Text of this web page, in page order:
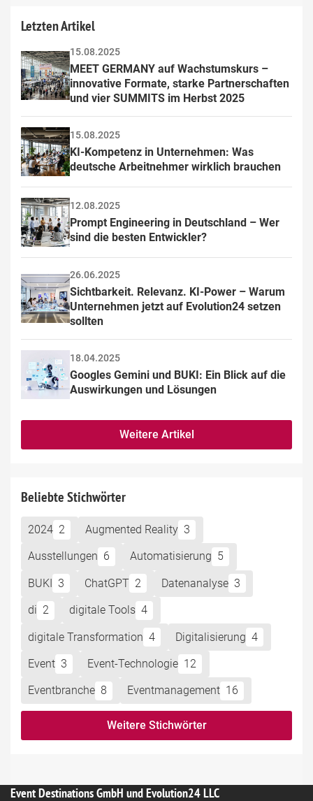
Letzten Artikel
15.08.2025
MEET GERMANY auf Wachstumskurs –
innovative Formate, starke Partnerschaften
und vier SUMMITS im Herbst 2025
15.08.2025
KI-Kompetenz in Unternehmen: Was
deutsche Arbeitnehmer wirklich brauchen
12.08.2025
Prompt Engineering in Deutschland – Wer
sind die besten Entwickler?
26.06.2025
Sichtbarkeit. Relevanz. KI-Power – Warum
Unternehmen jetzt auf Evolution24 setzen
sollten
18.04.2025
Googles Gemini und BUKI: Ein Blick auf die
Auswirkungen und Lösungen
Weitere Artikel
Beliebte Stichwörter
2024 2 Augmented Reality 3
Ausstellungen 6 Automatisierung 5
BUKI 3 ChatGPT 2 Datenanalyse 3
di 2 digitale Tools 4
digitale Transformation 4 Digitalisierung 4
Event 3 Event-Technologie 12
Eventbranche 8 Eventmanagement 16
Weitere Stichwörter
Event Destinations GmbH und Evolution24 LLC